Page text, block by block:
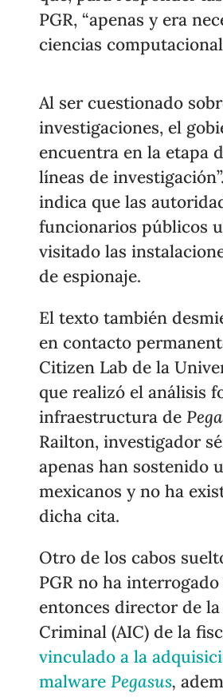
PGR, “apenas y era
ciencias
Al ser cuestionado
investigaciones, el
encuentra en la etapa
líneas de
indica que las
funcionarios públicos
visitado las
de espionaje.
El texto también
en contacto
Citizen Lab de la
que realizó el análisis
infraestructura de
Railton, investigador
apenas han sostenido
mexicanos y no ha
dicha cita.
Otro de los cabos
PGR no ha
entonces director de
Criminal (AIC) de la
vinculado a la
malwarePegasus,